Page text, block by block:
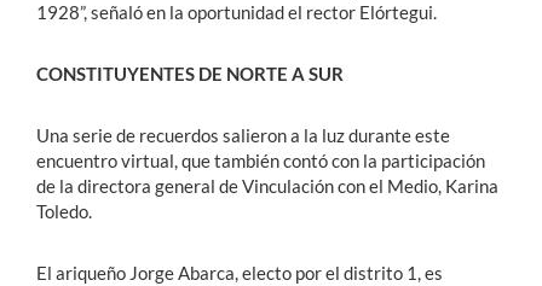
1928”, señaló en la oportunidad el rector Elórtegui.
CONSTITUYENTES DE NORTE A SUR
Una serie de recuerdos salieron a la luz durante este
encuentro virtual, que también contó con la participación
de la directora general de Vinculación con el Medio, Karina
Toledo.
El ariqueño Jorge Abarca, electo por el distrito 1, es